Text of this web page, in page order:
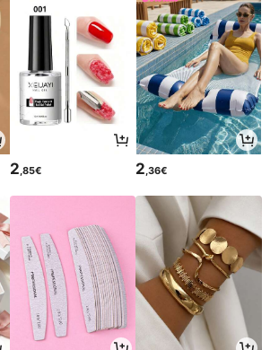
2,85€ 2,36€